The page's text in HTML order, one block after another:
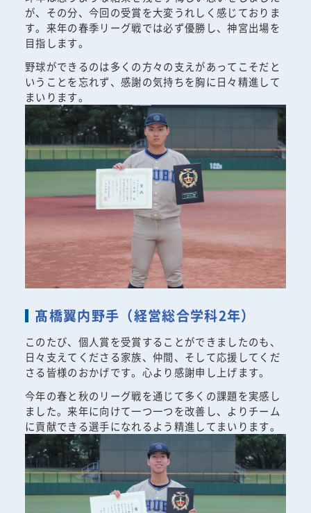
が、その分、今回の受賞を大変うれしく感じておりま
す。来年の春季リーグ戦では必ず優勝し、神宮出場を
目指します。
野球ができるのは多くの方々の支えがあってこそだと
いうことを忘れず、感謝の気持ちを胸に日々精進して
まいります。
髙橋翼内野手（経営総合学科2年）
このたび、個人賞を受賞することができましたのも、
日々支えてくださる家族、仲間、そして応援してくだ
さる皆様のおかげです。心より感謝申し上げます。
今年の春と秋のリーグ戦を通じて多くの課題を実感し
ました。来年に向けて一つ一つを改善し、よりチーム
に貢献できる選手になれるよう精進してまいります。